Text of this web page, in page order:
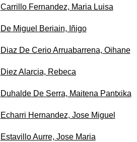
Carrillo Fernandez, Maria Luisa
De Miguel Beriain, Iñigo
Diaz De Cerio Arruabarrena, Oihane
Diez Alarcia, Rebeca
Duhalde De Serra, Maitena Pantxika
Echarri Hernandez, Jose Miguel
Estavillo Aurre, Jose Maria